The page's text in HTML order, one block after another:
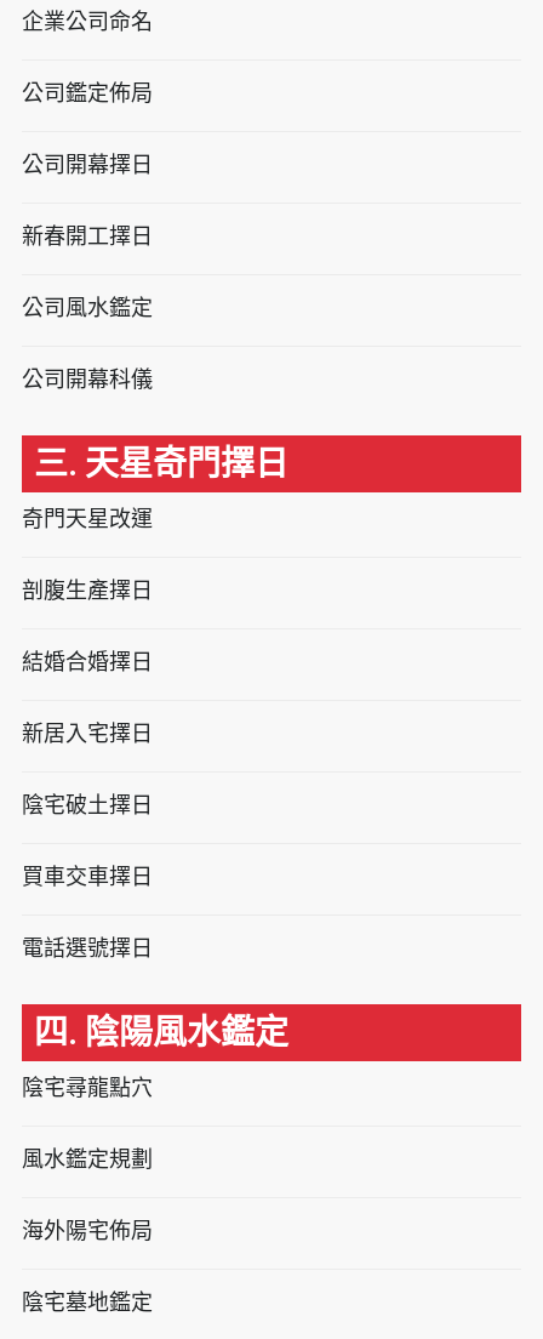
企業公司命名
公司鑑定佈局
公司開幕擇日
新春開工擇日
公司風水鑑定
公司開幕科儀
三. 天星奇門擇日
奇門天星改運
剖腹生產擇日
結婚合婚擇日
新居入宅擇日
陰宅破土擇日
買車交車擇日
電話選號擇日
四. 陰陽風水鑑定
陰宅尋龍點穴
風水鑑定規劃
海外陽宅佈局
陰宅墓地鑑定